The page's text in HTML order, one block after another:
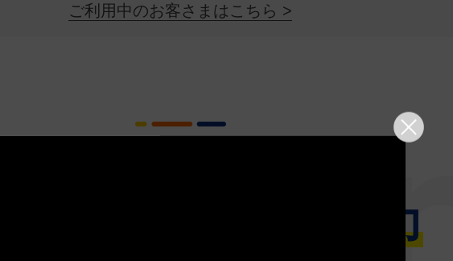
ご利用中のお客さまはこちら >
つの魅力